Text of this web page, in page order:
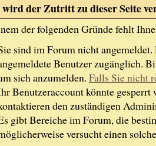
der Zutritt zu dieser Seite
der folgenden Gründe fehlt
sind im Forum nicht
Benutzer zugänglich.
sich anzumelden. Falls Sie nicht
Benutzeraccount könnte gesperrt
den zuständigen
gibt Bereiche im Forum, die
versucht einen